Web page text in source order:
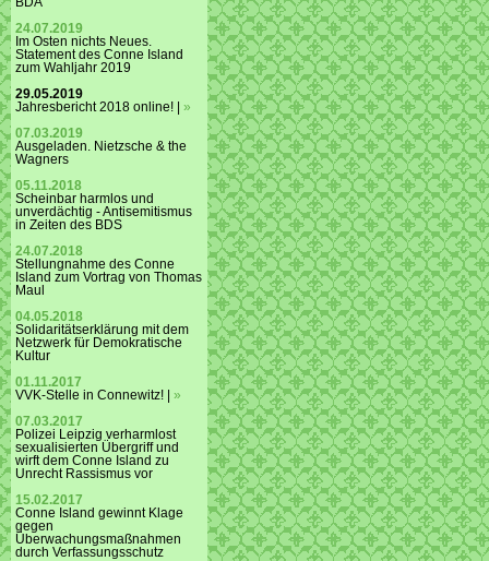
24.07.2019
Im Osten nichts Neues.
Statement des Conne Island
zum Wahljahr 2019
29.05.2019
Jahresbericht 2018 online! | »
07.03.2019
Ausgeladen. Nietzsche & the
Wagners
05.11.2018
Scheinbar harmlos und
unverdächtig - Antisemitismus
in Zeiten des BDS
24.07.2018
Stellungnahme des Conne
Island zum Vortrag von Thomas
Maul
04.05.2018
Solidaritätserklärung mit dem
Netzwerk für Demokratische
Kultur
01.11.2017
VVK-Stelle in Connewitz! | »
07.03.2017
Polizei Leipzig verharmlost
sexualisierten Übergriff und
wirft dem Conne Island zu
Unrecht Rassismus vor
15.02.2017
Conne Island gewinnt Klage
gegen
Überwachungsmaßnahmen
durch Verfassungsschutz